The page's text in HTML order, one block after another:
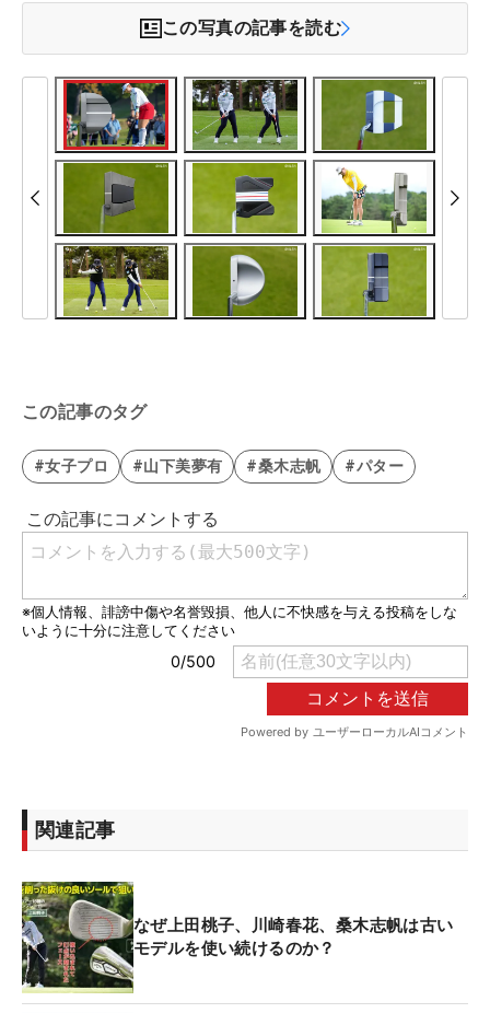
この写真の記事を読む
この記事のタグ
#女子プロ #山下美夢有 #桑木志帆 #パター
関連記事
なぜ上田桃子、川崎春花、桑木志帆は古い
モデルを使い続けるのか？